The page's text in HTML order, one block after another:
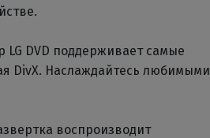
LG DVD поддерживает самые
DivX. Наслаждайтесь любимыми
воспроизводит